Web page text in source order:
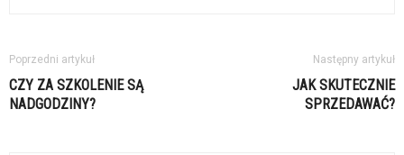
Poprzedni artykuł
CZY ZA SZKOLENIE SĄ
NADGODZINY?
Następny artykuł
JAK SKUTECZNIE
SPRZEDAWAĆ?